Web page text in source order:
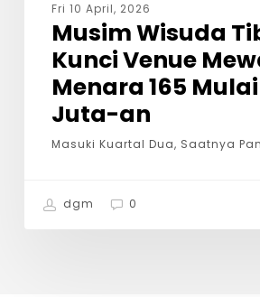
Fri 10 April, 2026
Musim Wisuda
Kunci Venue
Menara 165 Mulai
Juta-an
Masuki Kuartal Dua, Saatnya
dgm 0